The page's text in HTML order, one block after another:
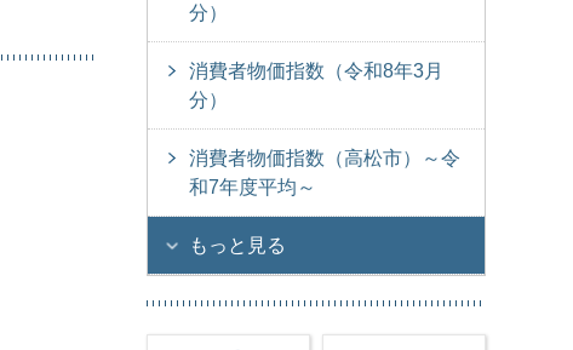
分）
消費者物価指数（令和8年3月
分）
消費者物価指数（高松市）～令
和7年度平均～
もっと見る